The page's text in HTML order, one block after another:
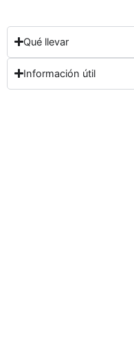
Qué llevar
Información útil